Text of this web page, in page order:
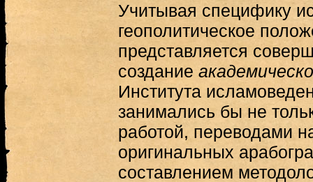
Учитывая специфику
геополитическое
представляется
создание
Института
занимались бы не
работой, переводами
оригинальных
составлением